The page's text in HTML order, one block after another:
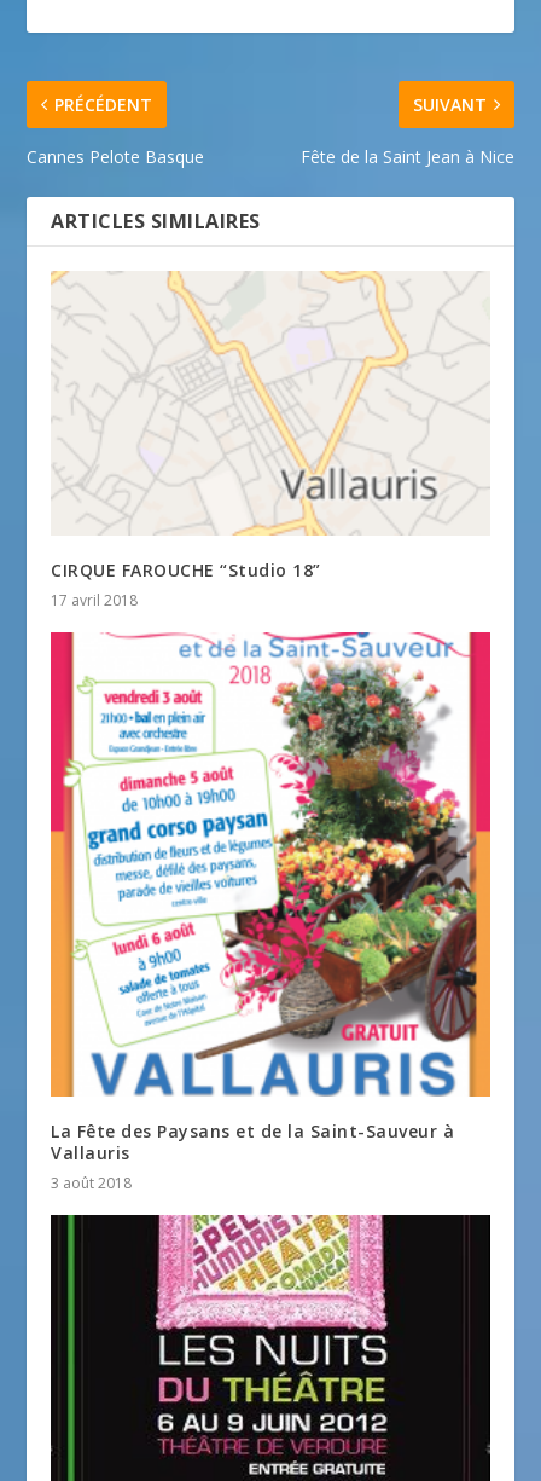
PRÉCÉDENT
Cannes Pelote Basque
SUIVANT
Fête de la Saint Jean à Nice
ARTICLES SIMILAIRES
CIRQUE FAROUCHE “Studio 18”
17 avril 2018
La Fête des Paysans et de la Saint-Sauveur à
Vallauris
3 août 2018